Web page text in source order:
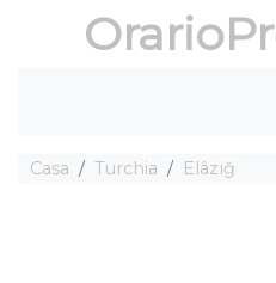
Casa Turchia Elâzığ